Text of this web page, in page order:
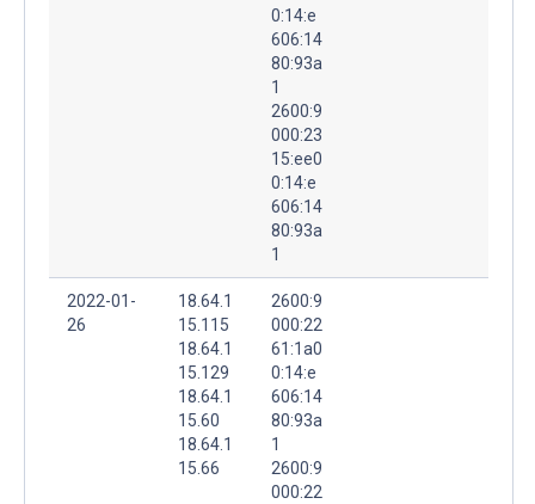
0:14:e
606:14
80:93a
1
2600:9
000:23
15:ee0
0:14:e
606:14
80:93a
1
2022-01-
26
18.64.1
15.115
18.64.1
15.129
18.64.1
15.60
18.64.1
15.66
2600:9
000:22
61:1a0
0:14:e
606:14
80:93a
1
2600:9
000:22